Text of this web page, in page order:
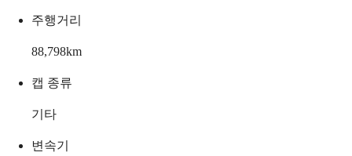
주행거리
88,798km
캡 종류
기타
변속기